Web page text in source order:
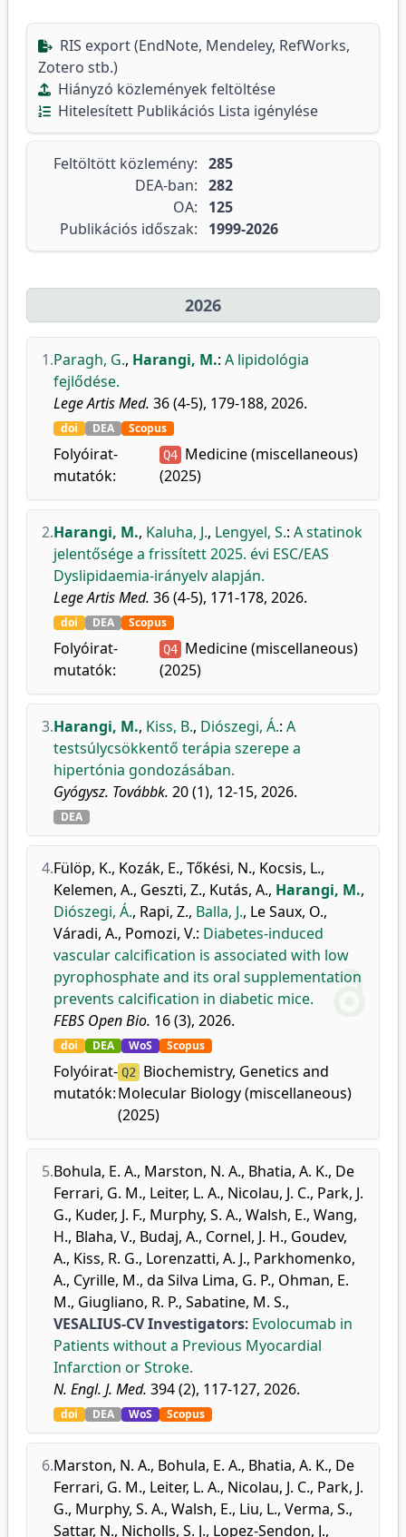
RIS export (EndNote, Mendeley, RefWorks,
Zotero stb.)
Hiányzó közlemények feltöltése
Hitelesített Publikációs Lista igénylése
Feltöltött közlemény: 285
DEA-ban: 282
OA:
125
Publikációs időszak:
1999-2026
2026
1.Paragh, G., Harangi, M.: A lipidológia
fejlődése.
Lege Artis Med. 36 (4-5), 179-188, 2026.
doi DEA Scopus
Folyóirat-
mutatók:
Q4 Medicine (miscellaneous)
(2025)
2.Harangi, M., Kaluha, J., Lengyel, S.: A statinok
jelentősége a frissített 2025. évi ESC/EAS
Dyslipidaemia-irányelv alapján.
Lege Artis Med. 36 (4-5), 171-178, 2026.
doi DEA Scopus
Folyóirat-
mutatók:
Q4 Medicine (miscellaneous)
(2025)
3.Harangi, M., Kiss, B., Diószegi, Á.: A
testsúlycsökkentő terápia szerepe a
hipertónia gondozásában.
Gyógysz. Továbbk. 20 (1), 12-15, 2026.
DEA
4.Fülöp, K., Kozák, E., Tőkési, N., Kocsis, L.,
Kelemen, A., Geszti, Z., Kutás, A., Harangi, M.,
Diószegi, Á., Rapi, Z., Balla, J., Le Saux, O.,
Váradi, A., Pomozi, V.: Diabetes-induced
vascular calcification is associated with low
pyrophosphate and its oral supplementation
prevents calcification in diabetic mice.
FEBS Open Bio. 16 (3), 2026.
doi DEA WoS Scopus
Folyóirat-
mutatók:
Q2
Biochemistry, Genetics and
Molecular Biology (miscellaneous)
(2025)
5.Bohula, E. A., Marston, N. A., Bhatia, A. K., De
Ferrari, G. M., Leiter, L. A., Nicolau, J. C., Park, J.
G., Kuder, J. F., Murphy, S. A., Walsh, E., Wang,
H., Blaha, V., Budaj, A., Cornel, J. H., Goudev,
A., Kiss, R. G., Lorenzatti, A. J., Parkhomenko,
A., Cyrille, M., da Silva Lima, G. P., Ohman, E.
M., Giugliano, R. P., Sabatine, M. S.,
VESALIUS-CV Investigators: Evolocumab in
Patients without a Previous Myocardial
Infarction or Stroke.
N. Engl. J. Med. 394 (2), 117-127, 2026.
doi DEA WoS Scopus
6.Marston, N. A., Bohula, E. A., Bhatia, A. K., De
Ferrari, G. M., Leiter, L. A., Nicolau, J. C., Park, J.
G., Murphy, S. A., Walsh, E., Liu, L., Verma, S.,
Sattar, N., Nicholls, S. J., Lopez-Sendon, J.,